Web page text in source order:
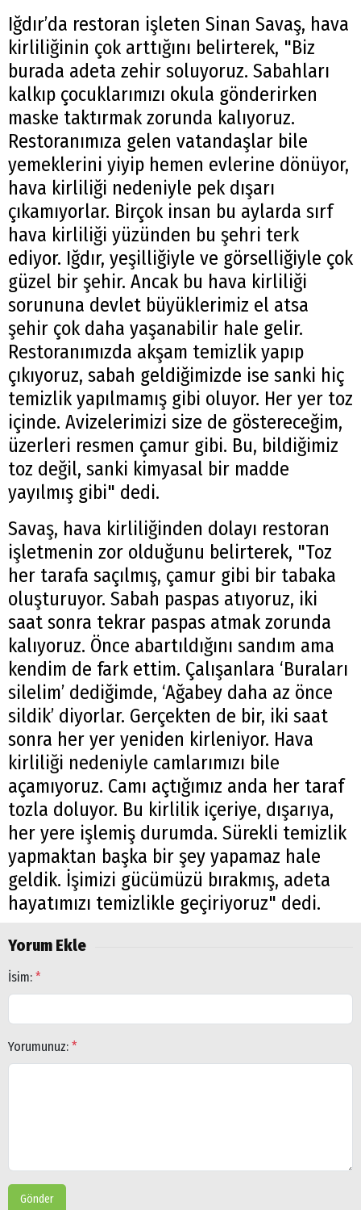
Iğdır’da restoran işleten Sinan Savaş, hava
kirliliğinin çok arttığını belirterek, "Biz
burada adeta zehir soluyoruz. Sabahları
kalkıp çocuklarımızı okula gönderirken
maske taktırmak zorunda kalıyoruz.
Restoranımıza gelen vatandaşlar bile
yemeklerini yiyip hemen evlerine dönüyor,
hava kirliliği nedeniyle pek dışarı
çıkamıyorlar. Birçok insan bu aylarda sırf
hava kirliliği yüzünden bu şehri terk
ediyor. Iğdır, yeşilliğiyle ve görselliğiyle çok
güzel bir şehir. Ancak bu hava kirliliği
sorununa devlet büyüklerimiz el atsa
şehir çok daha yaşanabilir hale gelir.
Restoranımızda akşam temizlik yapıp
çıkıyoruz, sabah geldiğimizde ise sanki hiç
temizlik yapılmamış gibi oluyor. Her yer toz
içinde. Avizelerimizi size de göstereceğim,
üzerleri resmen çamur gibi. Bu, bildiğimiz
toz değil, sanki kimyasal bir madde
yayılmış gibi" dedi.
Savaş, hava kirliliğinden dolayı restoran
işletmenin zor olduğunu belirterek, "Toz
her tarafa saçılmış, çamur gibi bir tabaka
oluşturuyor. Sabah paspas atıyoruz, iki
saat sonra tekrar paspas atmak zorunda
kalıyoruz. Önce abartıldığını sandım ama
kendim de fark ettim. Çalışanlara ‘Buraları
silelim’ dediğimde, ‘Ağabey daha az önce
sildik’ diyorlar. Gerçekten de bir, iki saat
sonra her yer yeniden kirleniyor. Hava
kirliliği nedeniyle camlarımızı bile
açamıyoruz. Camı açtığımız anda her taraf
tozla doluyor. Bu kirlilik içeriye, dışarıya,
her yere işlemiş durumda. Sürekli temizlik
yapmaktan başka bir şey yapamaz hale
geldik. İşimizi gücümüzü bırakmış, adeta
hayatımızı temizlikle geçiriyoruz" dedi.
Yorum Ekle
İsim: *
Yorumunuz: *
Gönder